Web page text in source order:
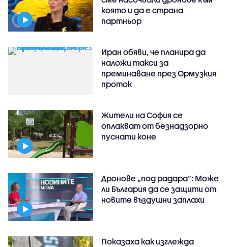
която и да е страна
партньор
Иран обяви, че планира да
наложи такси за
преминаване през Ормузкия
проток
Жители на София се
оплакват от безнадзорно
пуснати коне
Дронове „под радара“: Може
ли България да се защити от
новите въздушни заплахи
Показаха как изглежда